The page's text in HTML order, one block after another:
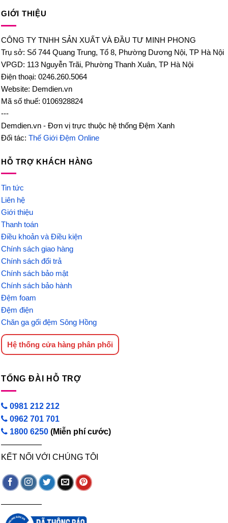
sao
GIỚI THIỆU
CÔNG TY TNHH SẢN XUẤT VÀ ĐẦU TƯ MINH PHONG
Trụ sở: Số 744 Quang Trung, Tổ 8, Phường Dương Nội, TP Hà Nội
VPGD: 113 Nguyễn Trãi, Phường Thanh Xuân, TP Hà Nội
Điện thoại: 0246.260.5064
Website: Demdien.vn
Mã số thuế: 0106928824
---
Demdien.vn - Đơn vị trực thuộc hệ thống Đệm Xanh
Đối tác: Thế Giới Đệm Online
HỖ TRỢ KHÁCH HÀNG
Tin tức
Liên hệ
Giới thiệu
Thanh toán
Điều khoản và Điều kiện
Chính sách giao hàng
Chính sách đổi trả
Chính sách bảo mật
Chính sách bảo hành
Đệm foam
Đệm điện
Chăn ga gối đệm Sông Hồng
Hệ thống cửa hàng phân phối
TỔNG ĐÀI HỖ TRỢ
0981 212 212
0962 701 701
1800 6250 (Miễn phí cước)
—————
KẾT NỐI VỚI CHÚNG TÔI
—————